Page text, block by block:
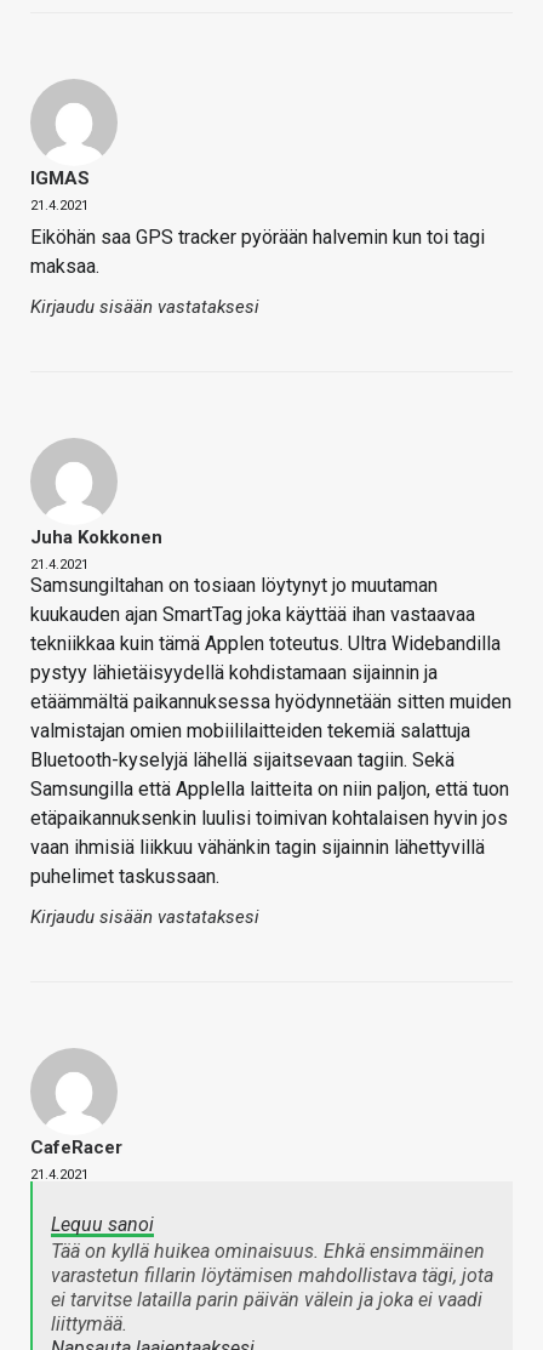
IGMAS
21.4.2021
Eiköhän saa GPS tracker pyörään halvemin kun toi tagi
maksaa.
Kirjaudu sisään vastataksesi
Juha Kokkonen
21.4.2021
Samsungiltahan on tosiaan löytynyt jo muutaman
kuukauden ajan SmartTag joka käyttää ihan vastaavaa
tekniikkaa kuin tämä Applen toteutus. Ultra Widebandilla
pystyy lähietäisyydellä kohdistamaan sijainnin ja
etäämmältä paikannuksessa hyödynnetään sitten muiden
valmistajan omien mobiililaitteiden tekemiä salattuja
Bluetooth-kyselyjä lähellä sijaitsevaan tagiin. Sekä
Samsungilla että Applella laitteita on niin paljon, että tuon
etäpaikannuksenkin luulisi toimivan kohtalaisen hyvin jos
vaan ihmisiä liikkuu vähänkin tagin sijainnin lähettyvillä
puhelimet taskussaan.
Kirjaudu sisään vastataksesi
CafeRacer
21.4.2021
Lequu sanoi
Tää on kyllä huikea ominaisuus. Ehkä ensimmäinen
varastetun fillarin löytämisen mahdollistava tägi, jota
ei tarvitse latailla parin päivän välein ja joka ei vaadi
liittymää.